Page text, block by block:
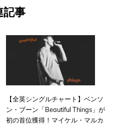
事
【全英シングルチャート】ベンソ
ン・ブーン「Beautiful Things」が
初の首位獲得！マイケル・マルカ